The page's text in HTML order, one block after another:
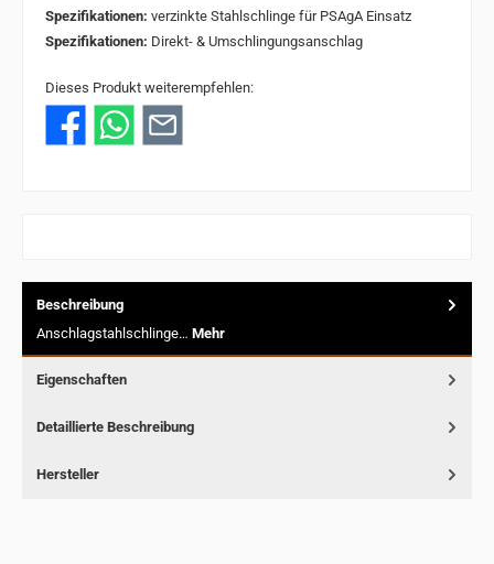
Spezifikationen: verzinkte Stahlschlinge für PSAgA Einsatz
Spezifikationen: Direkt- & Umschlingungsanschlag
Dieses Produkt weiterempfehlen:
Beschreibung
Anschlagstahlschlinge… Mehr
Eigenschaften
Detaillierte Beschreibung
Hersteller